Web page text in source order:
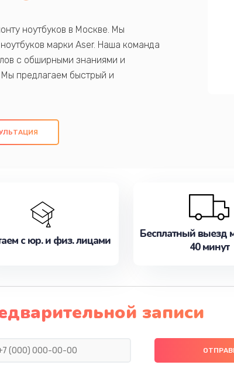
ноутбуков в Москве. Мы
марки Aser. Наша команда
с обширными знаниями и
предлагаем быстрый и
компонентов, а также
обслуживание, удовлетворяя их
записаться на ремонт уже
с юр. и физ. лицами
Бесплатный выезд
40 минут
записи